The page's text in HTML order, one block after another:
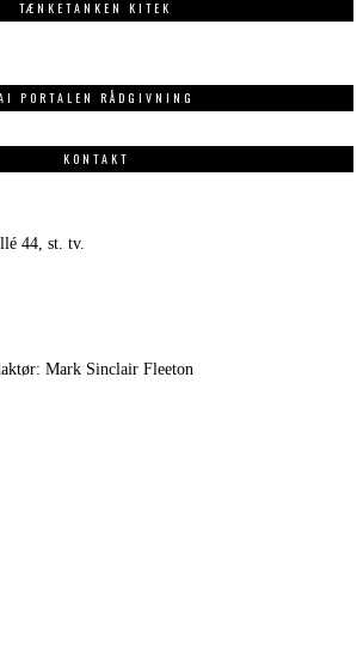
TÆNKETANKEN KITEK
PORTALEN RÅDGIVNING
KONTAKT
44, st. tv.
Mark Sinclair Fleeton